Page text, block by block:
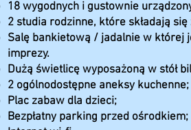
18 wygodnych i gustownie
2 studia rodzinne, które składają
Salę bankietową / jadalnie w której
imprezy.
Dużą świetlicę wyposażoną w stół
2 ogólnodostępne aneksy kuchenne;
Plac zabaw dla dzieci;
Bezpłatny parking przed ośrodkiem;